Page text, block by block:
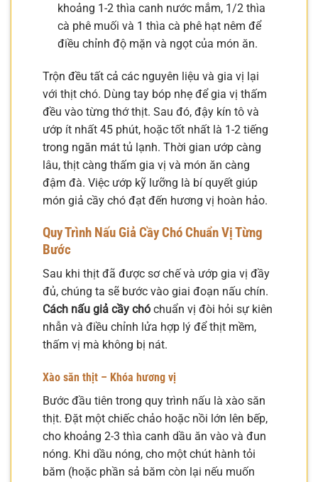
khoảng 1-2 thìa canh nước mắm, 1/2 thìa
cà phê muối và 1 thìa cà phê hạt nêm để
điều chỉnh độ mặn và ngọt của món ăn.
Trộn đều tất cả các nguyên liệu và gia vị lại
với thịt chó. Dùng tay bóp nhẹ để gia vị thấm
đều vào từng thớ thịt. Sau đó, đậy kín tô và
ướp ít nhất 45 phút, hoặc tốt nhất là 1-2 tiếng
trong ngăn mát tủ lạnh. Thời gian ướp càng
lâu, thịt càng thấm gia vị và món ăn càng
đậm đà. Việc ướp kỹ lưỡng là bí quyết giúp
món giả cầy chó đạt đến hương vị hoàn hảo.
Quy Trình Nấu Giả Cầy Chó Chuẩn Vị Từng
Bước
Sau khi thịt đã được sơ chế và ướp gia vị đầy
đủ, chúng ta sẽ bước vào giai đoạn nấu chín.
Cách nấu giả cầy chó chuẩn vị đòi hỏi sự kiên
nhẫn và điều chỉnh lửa hợp lý để thịt mềm,
thấm vị mà không bị nát.
Xào săn thịt – Khóa hương vị
Bước đầu tiên trong quy trình nấu là xào săn
thịt. Đặt một chiếc chảo hoặc nồi lớn lên bếp,
cho khoảng 2-3 thìa canh dầu ăn vào và đun
nóng. Khi dầu nóng, cho một chút hành tỏi
băm (hoặc phần sả băm còn lại nếu muốn